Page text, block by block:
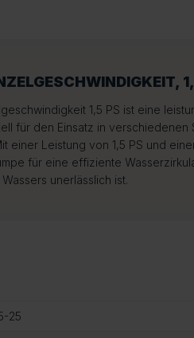
1,5 PS ist eine
für den Einsatz in verschiedenen
einer Leistung von 1,5 PS und
für eine effiziente
unerlässlich ist.
25